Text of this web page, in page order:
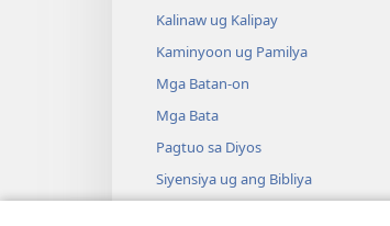
Kalinaw ug Kalipay
Kaminyoon ug Pamilya
Mga Batan-on
Mga Bata
Pagtuo sa Diyos
Siyensiya ug ang Bibliya